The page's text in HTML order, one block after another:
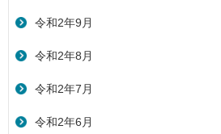
令和2年9月
令和2年8月
令和2年7月
令和2年6月